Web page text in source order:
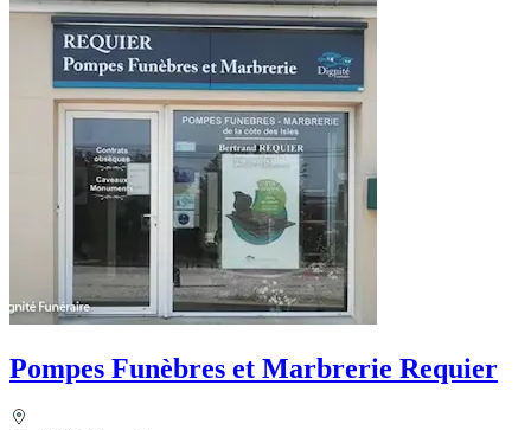
Pompes Funèbres et Marbrerie Requier